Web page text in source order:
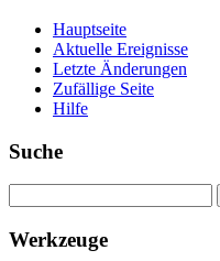
Hauptseite
Aktuelle Ereignisse
Letzte Änderungen
Zufällige Seite
Hilfe
Suche
Werkzeuge